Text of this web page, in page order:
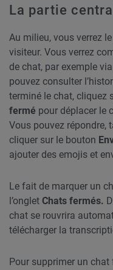
La partie
Au milieu, vous verrez
visiteur. Vous verrez
de chat, par exemple
pouvez consulter
terminé le chat, cliquez
fermé pour déplacer le
Vous pouvez répondre,
cliquer sur le bouton
ajouter des emojis et
Le fait de marquer un
l’onglet Chats fermés.
chat se rouvrira
télécharger la
Pour supprimer un